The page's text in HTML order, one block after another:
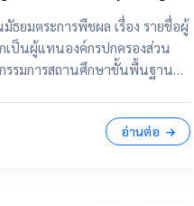
กครองส่วนท้องถิ่น ในคณะ
นศึกษาขั้นพื้นฐาน
มัธยมตระการพืชผล เรื่อง รายชื่อผู้
เป็นผู้แทนองค์กรปกครองส่วน
รมการสถานศึกษาขั้นพื้นฐาน
อ่านต่อ